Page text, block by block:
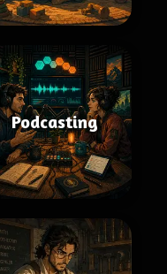
Podcasting